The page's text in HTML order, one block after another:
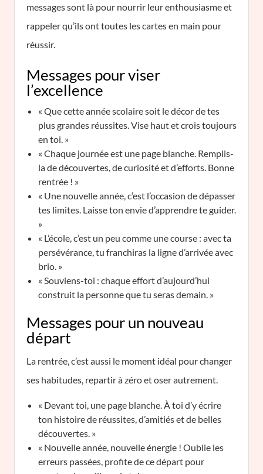
messages sont là pour nourrir leur enthousiasme et
rappeler qu’ils ont toutes les cartes en main pour
réussir.
Messages pour viser
l’excellence
« Que cette année scolaire soit le décor de tes
plus grandes réussites. Vise haut et crois toujours
en toi. »
« Chaque journée est une page blanche. Remplis-
la de découvertes, de curiosité et d’efforts. Bonne
rentrée ! »
« Une nouvelle année, c’est l’occasion de dépasser
tes limites. Laisse ton envie d’apprendre te guider.
»
« L’école, c’est un peu comme une course : avec ta
persévérance, tu franchiras la ligne d’arrivée avec
brio. »
« Souviens-toi : chaque effort d’aujourd’hui
construit la personne que tu seras demain. »
Messages pour un nouveau
départ
La rentrée, c’est aussi le moment idéal pour changer
ses habitudes, repartir à zéro et oser autrement.
« Devant toi, une page blanche. À toi d’y écrire
ton histoire de réussites, d’amitiés et de belles
découvertes. »
« Nouvelle année, nouvelle énergie ! Oublie les
erreurs passées, profite de ce départ pour